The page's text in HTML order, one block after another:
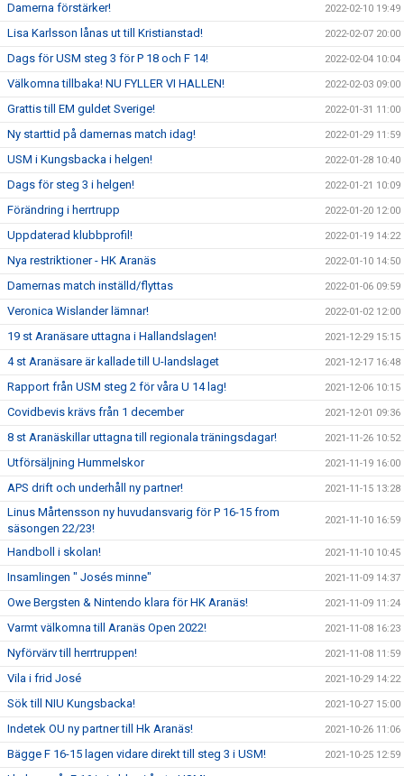
Damerna förstärker! 2022-02-10 19:49
Lisa Karlsson lånas ut till Kristianstad! 2022-02-07 20:00
Dags för USM steg 3 för P 18 och F 14! 2022-02-04 10:04
Välkomna tillbaka! NU FYLLER VI HALLEN! 2022-02-03 09:00
Grattis till EM guldet Sverige! 2022-01-31 11:00
Ny starttid på damernas match idag! 2022-01-29 11:59
USM i Kungsbacka i helgen! 2022-01-28 10:40
Dags för steg 3 i helgen! 2022-01-21 10:09
Förändring i herrtrupp 2022-01-20 12:00
Uppdaterad klubbprofil! 2022-01-19 14:22
Nya restriktioner - HK Aranäs 2022-01-10 14:50
Damernas match inställd/flyttas 2022-01-06 09:59
Veronica Wislander lämnar! 2022-01-02 12:00
19 st Aranäsare uttagna i Hallandslagen! 2021-12-29 15:15
4 st Aranäsare är kallade till U-landslaget 2021-12-17 16:48
Rapport från USM steg 2 för våra U 14 lag! 2021-12-06 10:15
Covidbevis krävs från 1 december 2021-12-01 09:36
8 st Aranäskillar uttagna till regionala träningsdagar! 2021-11-26 10:52
Utförsäljning Hummelskor 2021-11-19 16:00
APS drift och underhåll ny partner! 2021-11-15 13:28
Linus Mårtensson ny huvudansvarig för P 16-15 from
säsongen 22/23!
2021-11-10 16:59
Handboll i skolan! 2021-11-10 10:45
Insamlingen " Josés minne" 2021-11-09 14:37
Owe Bergsten & Nintendo klara för HK Aranäs! 2021-11-09 11:24
Varmt välkomna till Aranäs Open 2022! 2021-11-08 16:23
Nyförvärv till herrtruppen! 2021-11-08 11:59
Vila i frid José 2021-10-29 14:22
Sök till NIU Kungsbacka! 2021-10-27 15:00
Indetek OU ny partner till Hk Aranäs! 2021-10-26 11:06
Bägge F 16-15 lagen vidare direkt till steg 3 i USM! 2021-10-25 12:59